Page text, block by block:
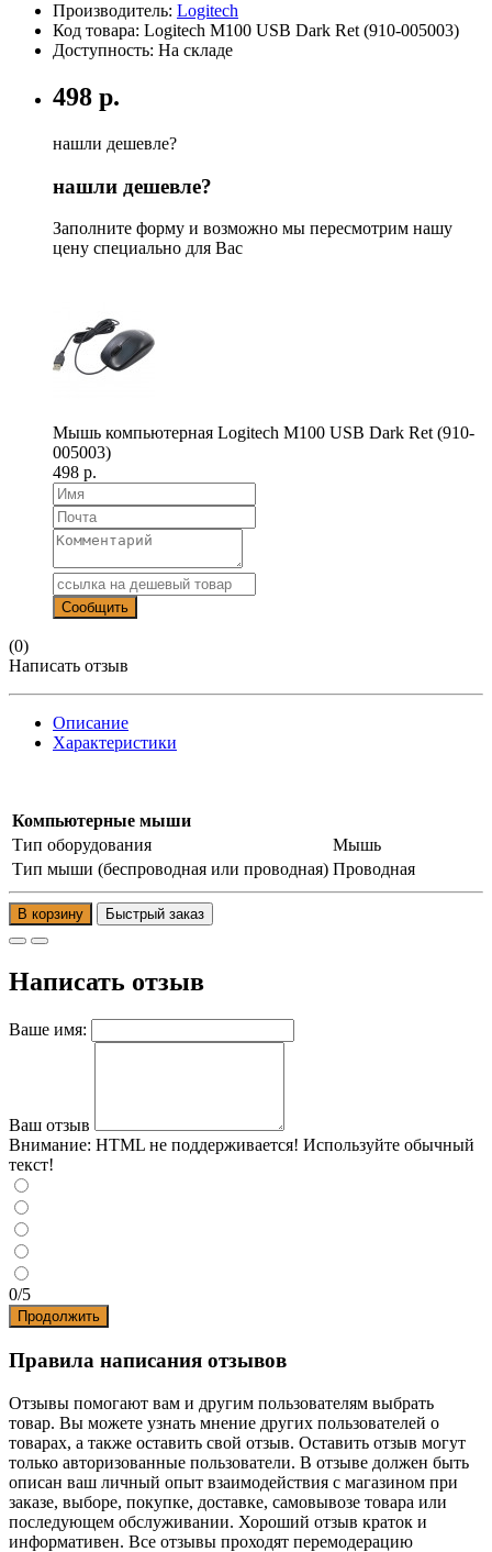
Производитель: Logitech
Код товара: Logitech M100 USB Dark Ret (910-005003)
Доступность: На складе
498 р.
нашли дешевле?
нашли дешевле?
Заполните форму и возможно мы пересмотрим нашу
цену специально для Вас
Мышь компьютерная Logitech M100 USB Dark Ret (910-
005003)
498 р.
(0)
Написать отзыв
Описание
Характеристики
Компьютерные мыши
Тип оборудования
Мышь
Тип мыши (беспроводная или проводная) Проводная
В корзину
Написать отзыв
Ваше имя:
Ваш отзыв
Внимание: HTML не поддерживается! Используйте обычный
текст!
0/5
Продолжить
Правила написания отзывов
Отзывы помогают вам и другим пользователям выбрать
товар. Вы можете узнать мнение других пользователей о
товарах, а также оставить свой отзыв. Оставить отзыв могут
только авторизованные пользователи. В отзыве должен быть
описан ваш личный опыт взаимодействия с магазином при
заказе, выборе, покупке, доставке, самовывозе товара или
последующем обслуживании. Хороший отзыв краток и
информативен. Все отзывы проходят перемодерацию